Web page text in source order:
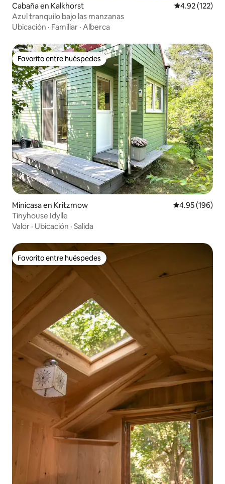
Cabaña en Kalkhorst Calificación
4.92 (122)
Azul tranquilo bajo las manzanas
Ubicación · Familiar · Alberca
Favorito entre huéspedes
Favorito entre huéspedes
Minicasa en Kritzmow Calificación
4.95 (196)
Tinyhouse Idylle
Valor · Ubicación · Salida
Favorito entre huéspedes
Favorito entre huéspedes